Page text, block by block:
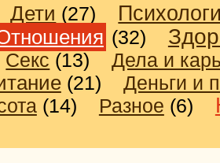
Дети (27)
(32)
Секс (13) Дела и
(21) Деньги и
(14) Разное (6)